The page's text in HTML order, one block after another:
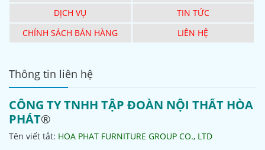
DỊCH VỤ
TIN TỨC
CHÍNH SÁCH BÁN HÀNG
LIÊN HỆ
Thông tin liên hệ
CÔNG TY TNHH TẬP ĐOÀN NỘI THẤT HÒA
PHÁT®
Tên viết tắt: HOA PHAT FURNITURE GROUP CO., LTD